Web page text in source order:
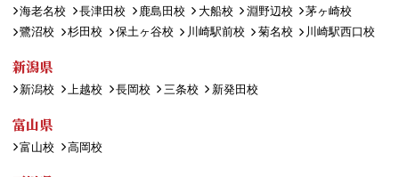
海老名校
長津田校 鹿島田校 大船校 淵野辺校
茅ヶ崎校
鷺沼校
杉田校 保土ヶ谷校 川崎駅前校 菊名校 川崎駅西口校
新潟県
新潟校 上越校 長岡校 三条校 新発田校
富山県
富山校 高岡校